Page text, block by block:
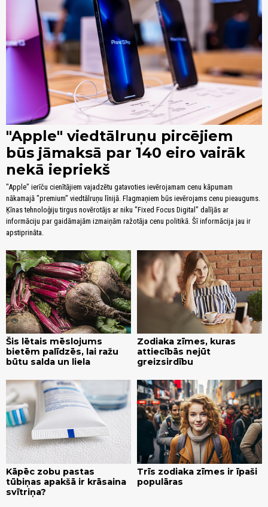
"Apple" viedtālruņu pircējiem
būs jāmaksā par 140 eiro vairāk
nekā iepriekš
"Apple" ierīču cienītājiem vajadzētu gatavoties ievērojamam cenu kāpumam
nākamajā "premium" viedtālruņu līnijā. Flagmaņiem būs ievērojams cenu pieaugums.
Ķīnas tehnoloģiju tirgus novērotājs ar niku "Fixed Focus Digital" dalījās ar
informāciju par gaidāmajām izmaiņām ražotāja cenu politikā. Šī informācija jau ir
apstiprināta.
Šis lētais mēslojums
bietēm palīdzēs, lai ražu
būtu salda un liela
Zodiaka zīmes, kuras
attiecībās nejūt
greizsirdību
Kāpēc zobu pastas
tūbiņas apakšā ir krāsaina
svītriņa?
Trīs zodiaka zīmes ir īpaši
populāras